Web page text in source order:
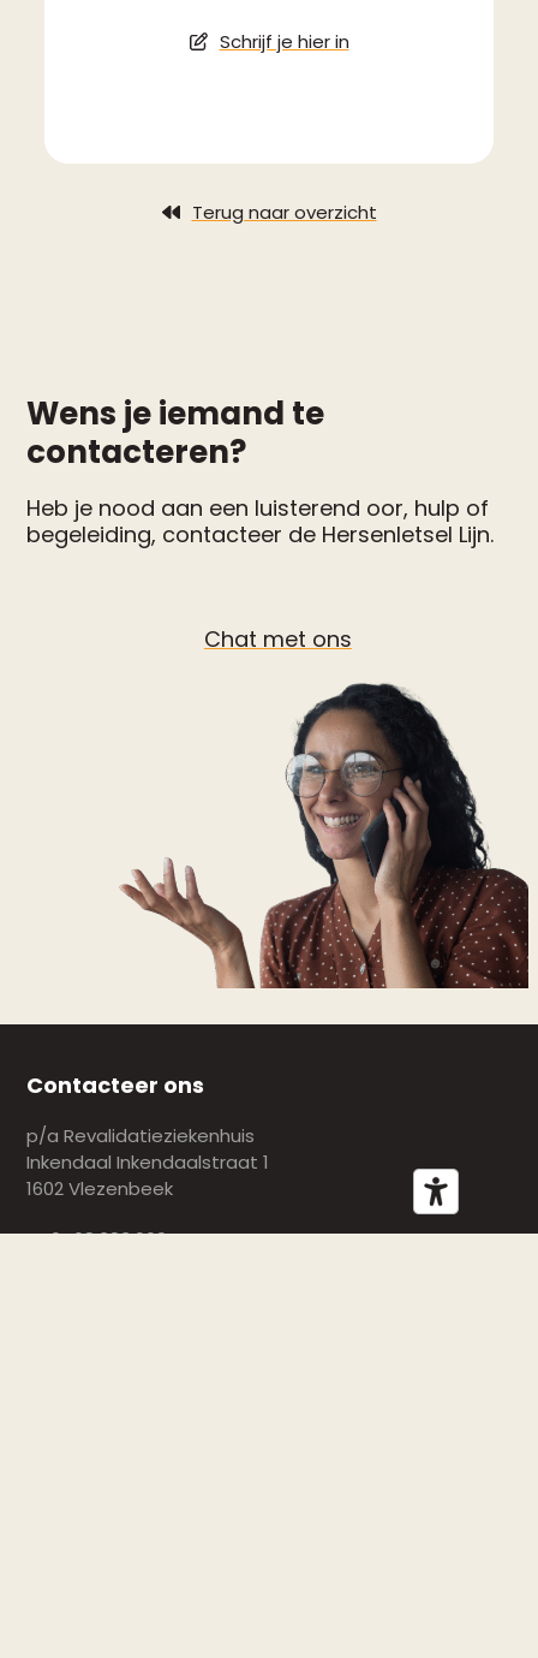
Schrijf je hier in
Terug naar overzicht
Wens je iemand te
contacteren?
Heb je nood aan een luisterend oor, hulp of
begeleiding, contacteer de Hersenletsel Lijn.
Chat met ons
Contacteer ons
p/a Revalidatieziekenhuis
Inkendaal Inkendaalstraat 1
1602 Vlezenbeek
BE 0468.383.009